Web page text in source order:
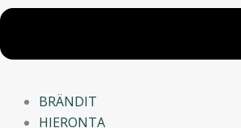
BRÄNDIT
HIERONTA